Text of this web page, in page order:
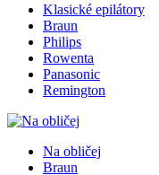
Klasické epilátory
Braun
Philips
Rowenta
Panasonic
Remington
Na obličej
Braun